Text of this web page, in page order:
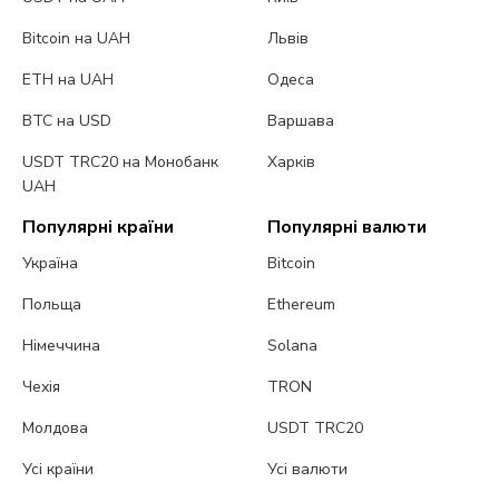
Bitcoin на UAH
ETH на UAH
BTC на USD
USDT TRC20 на Монобанк
UAH
Львів
Одеса
Варшава
Харків
Популярні країни
Україна
Польща
Німеччина
Чехія
Молдова
Усі країни
Популярні валюти
Bitcoin
Ethereum
Solana
TRON
USDT TRC20
Усі валюти